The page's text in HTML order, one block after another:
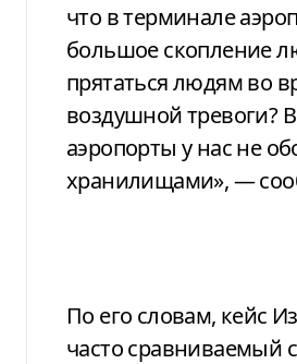
что в терминале
большое скопление
прятаться людям во
воздушной тревоги?
аэропорты у нас не
хранилищами», —
По его словам, кейс
часто сравниваемый